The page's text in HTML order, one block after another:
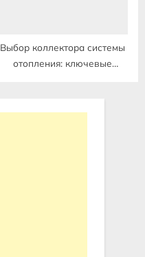
Выбор коллектора системы
отопления: ключевые